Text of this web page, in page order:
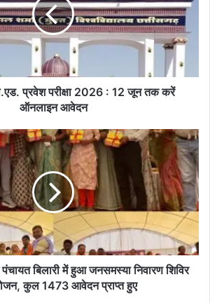
प्रवेश परीक्षा 2026 : 12 जून तक करें
ऑनलाइन आवेदन
बिलारी में हुआ जनसमस्या निवारण शिविर
कुल 1473 आवेदन प्राप्त हुए